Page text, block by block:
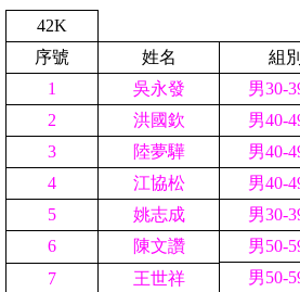
42K
序號 姓名 組
1 吳永發
男30-
2
洪國欽
男40-
3
陸夢驊
男40-
4
江協松
男40-
5
姚志成
男30-
6
陳文讚
男50-
7
王世祥
男50-